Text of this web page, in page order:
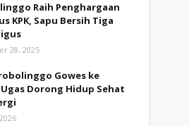
Raih Penghargaan
KPK, Sapu Bersih Tiga
28, 2025
Gowes ke
Dorong Hidup Sehat